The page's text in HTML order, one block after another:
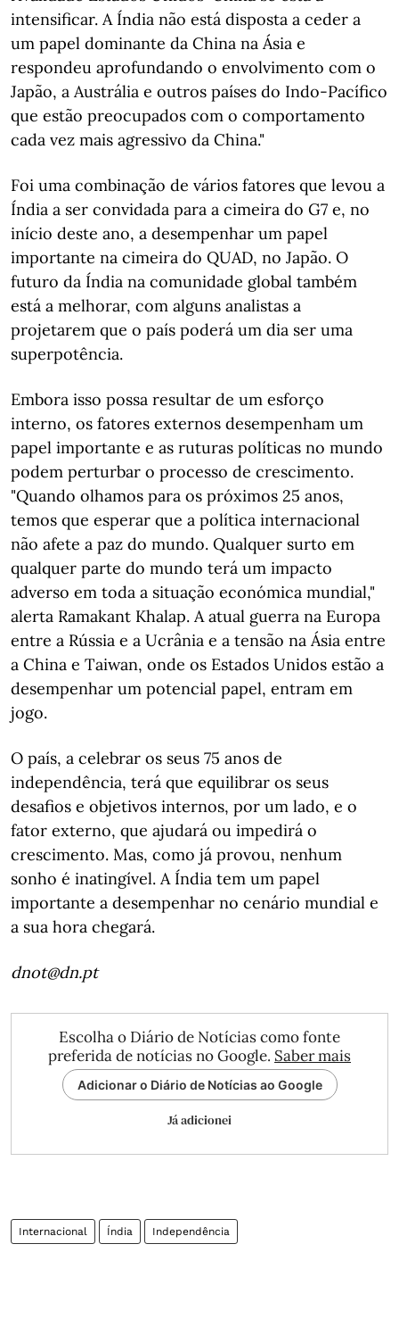
intensificar. A Índia não está disposta a ceder a
um papel dominante da China na Ásia e
respondeu aprofundando o envolvimento com o
Japão, a Austrália e outros países do Indo-Pacífico
que estão preocupados com o comportamento
cada vez mais agressivo da China."
Foi uma combinação de vários fatores que levou a
Índia a ser convidada para a cimeira do G7 e, no
início deste ano, a desempenhar um papel
importante na cimeira do QUAD, no Japão. O
futuro da Índia na comunidade global também
está a melhorar, com alguns analistas a
projetarem que o país poderá um dia ser uma
superpotência.
Embora isso possa resultar de um esforço
interno, os fatores externos desempenham um
papel importante e as ruturas políticas no mundo
podem perturbar o processo de crescimento.
"Quando olhamos para os próximos 25 anos,
temos que esperar que a política internacional
não afete a paz do mundo. Qualquer surto em
qualquer parte do mundo terá um impacto
adverso em toda a situação económica mundial,"
alerta Ramakant Khalap. A atual guerra na Europa
entre a Rússia e a Ucrânia e a tensão na Ásia entre
a China e Taiwan, onde os Estados Unidos estão a
desempenhar um potencial papel, entram em
jogo.
O país, a celebrar os seus 75 anos de
independência, terá que equilibrar os seus
desafios e objetivos internos, por um lado, e o
fator externo, que ajudará ou impedirá o
crescimento. Mas, como já provou, nenhum
sonho é inatingível. A Índia tem um papel
importante a desempenhar no cenário mundial e
a sua hora chegará.
dnot@dn.pt
Escolha o Diário de Notícias como fonte
preferida de notícias no Google. Saber mais
Adicionar o Diário de Notícias ao Google
Já adicionei
Internacional Índia Independência